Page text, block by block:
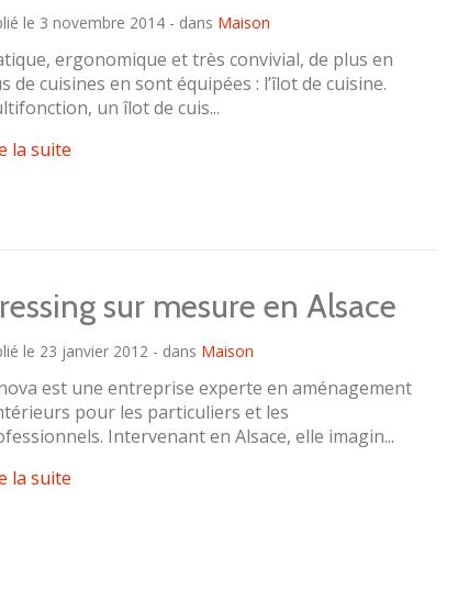
le 3 novembre 2014 - dans Maison
ergonomique et très convivial, de plus en
de cuisines en sont équipées : l’îlot de cuisine.
un îlot de cuis...
la suite
sur mesure en Alsace
le 23 janvier 2012 - dans Maison
est une entreprise experte en aménagement
pour les particuliers et les
Intervenant en Alsace, elle imagin...
la suite